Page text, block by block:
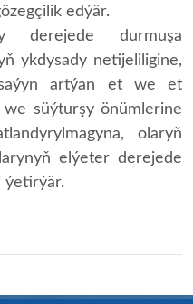
edýär.
derejede durmuşa
ykdysady netijeliligine,
artýan et we et
süýturşy önümlerine
olaryň
elýeter derejede
ýetirýär.